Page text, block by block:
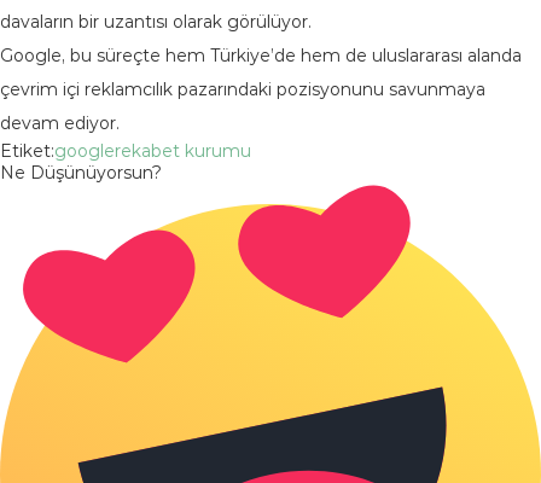
davaların bir uzantısı olarak görülüyor.
Google, bu süreçte hem Türkiye’de hem de uluslararası alanda
çevrim içi reklamcılık pazarındaki pozisyonunu savunmaya
devam ediyor.
Etiket:googlerekabet kurumu
Ne Düşünüyorsun?